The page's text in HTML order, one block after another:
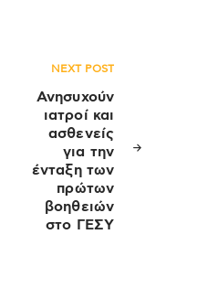
NEXT POST
Ανησυχούν
ιατροί και
ασθενείς
για την
ένταξη των
πρώτων
βοηθειών
στο ΓΕΣΥ